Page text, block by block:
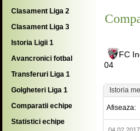
Clasament Liga 2
Clasament Liga 3
Istoria Ligii 1
Avancronici fotbal
Transferuri Liga 1
Golgheteri Liga 1
Comparatii echipe
Statistici echipe
FC
04
Istoria
Afiseaza: